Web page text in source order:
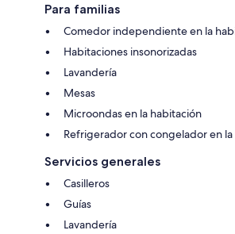
Para familias
Comedor independiente en la
Habitaciones insonorizadas
Lavandería
Mesas
Microondas en la habitación
Refrigerador con congelador en
Servicios generales
Casilleros
Guías
Lavandería